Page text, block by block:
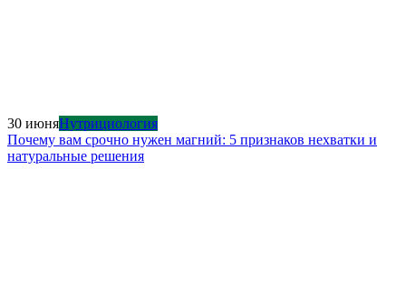
30 июняНутрициология
Почему вам срочно нужен магний: 5 признаков нехватки и
натуральные решения